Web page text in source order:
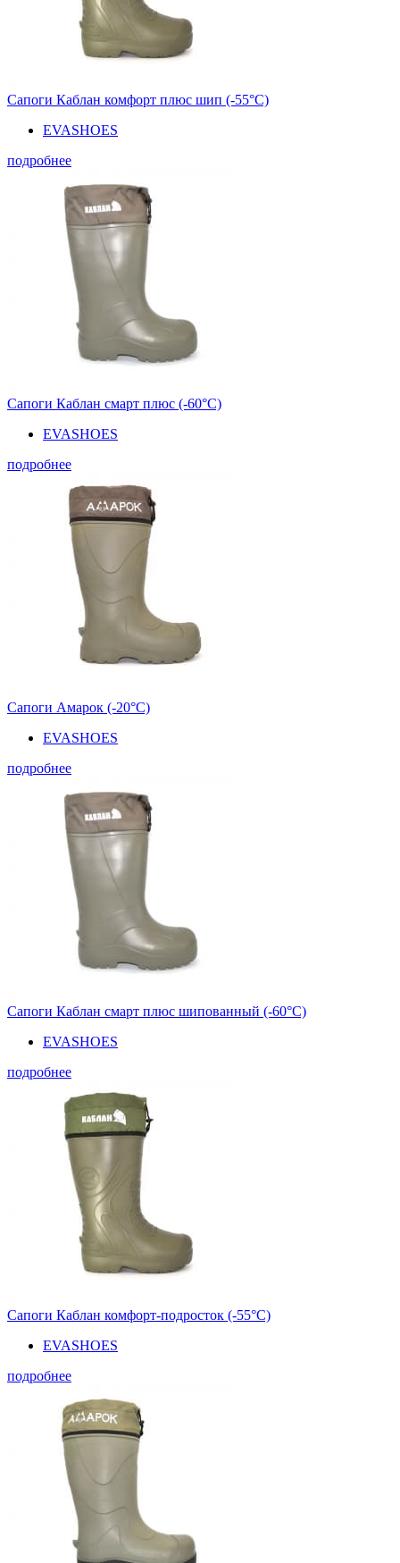
Сапоги Каблан комфорт плюс шип (-55°С)
EVASHOES
подробнее
Сапоги Каблан смарт плюс (-60°С)
EVASHOES
подробнее
Сапоги Амарок (-20°С)
EVASHOES
подробнее
Сапоги Каблан смарт плюс шипованный (-60°С)
EVASHOES
подробнее
Сапоги Каблан комфорт-подросток (-55°С)
EVASHOES
подробнее